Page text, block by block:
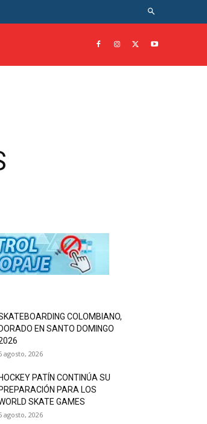
COLOMBIANO,
DORADO EN SANTO DOMINGO
agosto, 2026
HOCKEY PATÍN CONTINÚA SU
PREPARACIÓN PARA LOS
SKATE GAMES
agosto, 2026